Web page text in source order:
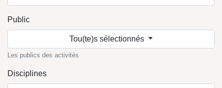
Public
Tou(te)s sélectionnés
Les publics des activités
Disciplines